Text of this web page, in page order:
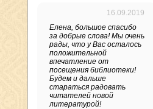
16.09.2019
Елена, большое спасибо
за добрые слова! Мы очень
рады, что у Вас осталось
положительной
впечатление от
посещения библиотеки!
Будем и дальше
стараться радовать
читателей новой
литературой!